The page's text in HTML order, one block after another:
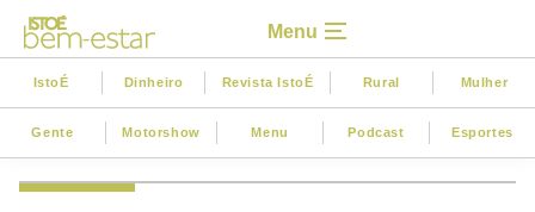
Menu
IstoÉ Dinheiro Revista IstoÉ Rural Mulher
Gente Motorshow Menu Podcast Esportes